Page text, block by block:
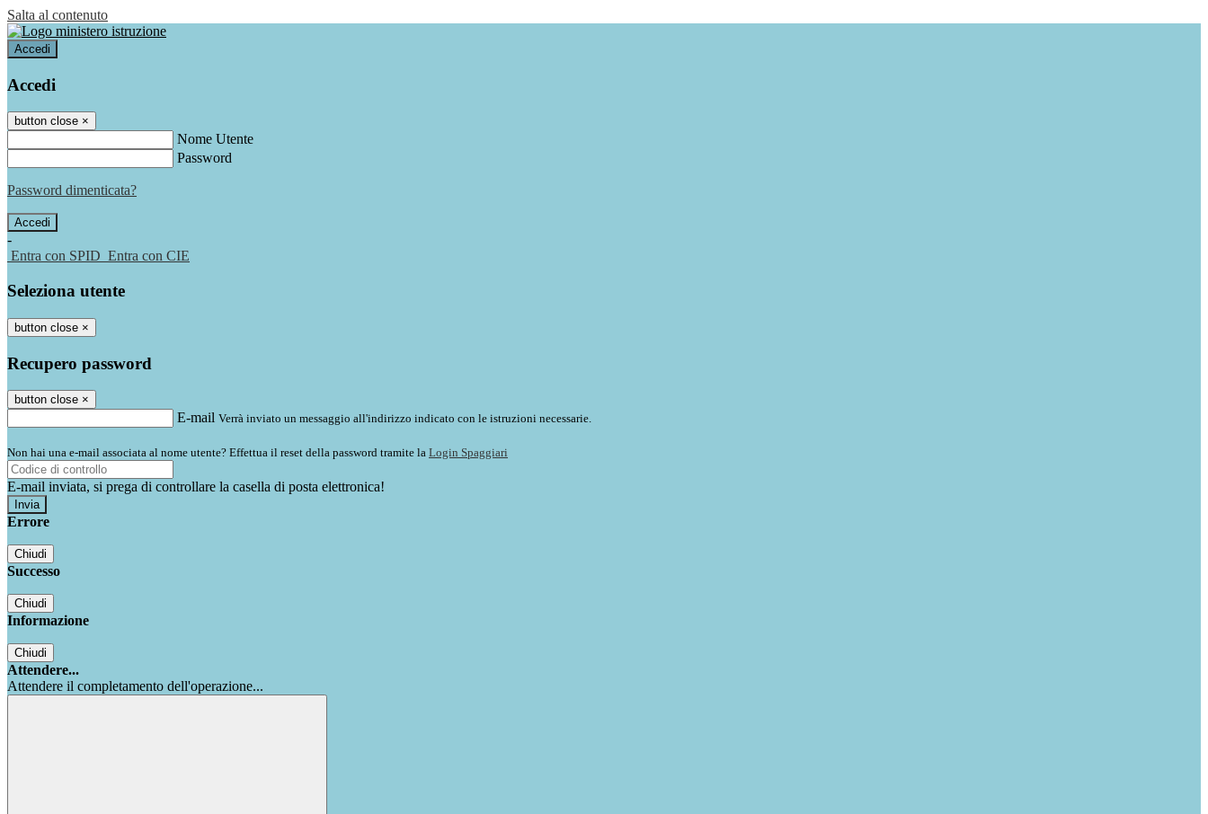
Salta al contenuto
Accedi
Accedi
button close ×
Nome Utente
Password
Password dimenticata?
-
Entra con SPID Entra con CIE
Seleziona utente
button close ×
Recupero password
button close ×
E-mail Verrà inviato un messaggio all'indirizzo indicato con le istruzioni necessarie.
Non hai una e-mail associata al nome utente? Effettua il reset della password tramite la Login Spaggiari
E-mail inviata, si prega di controllare la casella di posta elettronica!
Errore
Chiudi
Successo
Chiudi
Informazione
Chiudi
Attendere...
Attendere il completamento dell'operazione...